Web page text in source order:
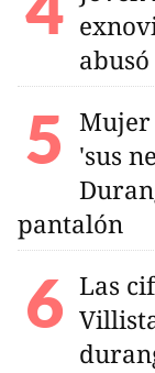
Mujer
'sus
pantalón
Las